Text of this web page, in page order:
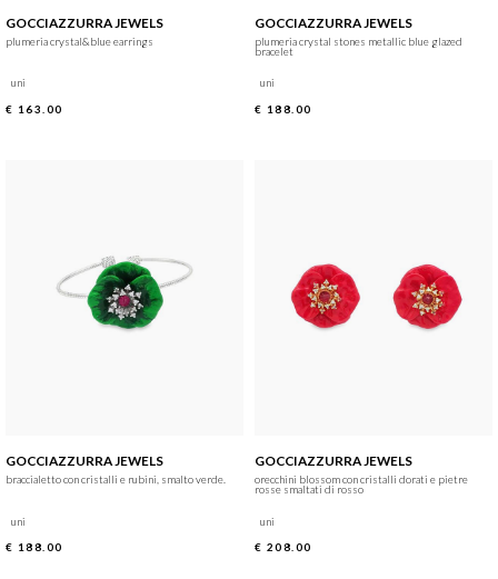
GOCCIAZZURRA JEWELS
plumeria crystal&blue earrings
uni
€ 163.00
GOCCIAZZURRA JEWELS
plumeria crystal stones metallic blue glazed
bracelet
uni
€ 188.00
GOCCIAZZURRA JEWELS
braccialetto con cristalli e rubini, smalto verde.
uni
€ 188.00
GOCCIAZZURRA JEWELS
orecchini blossom con cristalli dorati e pietre
rosse smaltati di rosso
uni
€ 208.00